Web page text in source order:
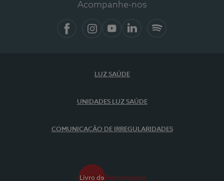
Acompanhe-nos
LUZ SAÚDE
UNIDADES LUZ SAÚDE
COMUNICAÇÃO DE IRREGULARIDADES